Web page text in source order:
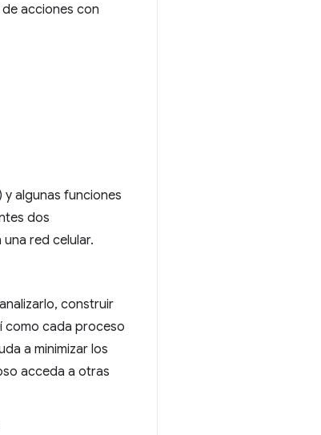
acciones con
) y algunas funciones
dos
red celular.
construir
como cada proceso
a minimizar los
acceda a otras